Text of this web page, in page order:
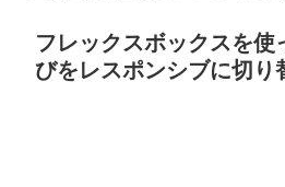
フレックスボックスを使
びをレスポンシブに切り